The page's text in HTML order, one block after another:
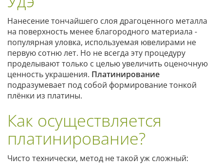
Нанесение тончайшего слоя драгоценного металла
на поверхность менее благородного материала -
популярная уловка, используемая ювелирами не
первую сотню лет. Но не всегда эту процедуру
проделывают только с целью увеличить оценочную
ценность украшения. Платинирование
подразумевает под собой формирование тонкой
плёнки из платины.
Как осуществляется
платинирование?
Чисто технически, метод не такой уж сложный: